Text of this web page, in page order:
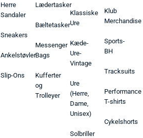
Herre
Sandaler
Sneakers
Ankelstøvler
Slip-Ons
Lædertasker
Bæltetasker
Messenger
Bags
Kufferter
og
Trolleyer
Klassiske
Ure
Kæde-
Ure-
Vintage
Ure
(Herre,
Dame,
Unisex)
Solbriller
Klub
Merchandise
Sports-
BH
Tracksuits
Performance
T-shirts
Cykelshorts